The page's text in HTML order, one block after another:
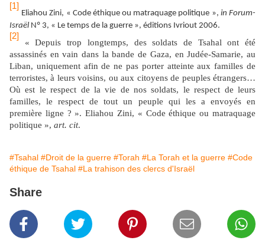
[1]
Eliahou Zini, « Code éthique ou matraquage politique », in Forum-
Israël Nº 3, « Le temps de la guerre », éditions Ivriout 2006.
[2]
« Depuis trop longtemps, des soldats de Tsahal ont été
assassinés en vain dans la bande de Gaza, en Judée-Samarie, au
Liban, uniquement afin de ne pas porter atteinte aux familles de
terroristes, à leurs voisins, ou aux citoyens de peuples étrangers…
Où est le respect de la vie de nos soldats, le respect de leurs
familles, le respect de tout un peuple qui les a envoyés en
première ligne ? ». Eliahou Zini, « Code éthique ou matraquage
politique », art. cit.
#Tsahal #Droit de la guerre #Torah #La Torah et la guerre #Code
éthique de Tsahal #La trahison des clercs d'Israël
Share